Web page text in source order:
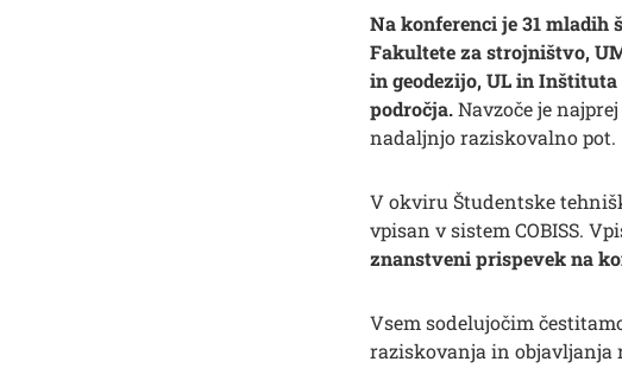
Išči
Na konferenci je 31
Fakultete za strojništvo,
in geodezijo, UL in
področja.Navzoče je
nadaljnjo raziskovalno pot.
V okviru Študentske
vpisan v sistem COBISS.
znanstveni prispevek na
Vsem sodelujočim
raziskovanja in objavljanja